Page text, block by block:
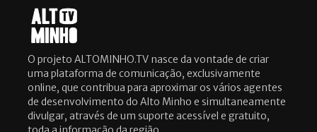
O projeto ALTOMINHO.TV nasce da vontade de criar
uma plataforma de comunicação, exclusivamente
online, que contribua para aproximar os vários agentes
de desenvolvimento do Alto Minho e simultaneamente
divulgar, através de um suporte acessível e gratuito,